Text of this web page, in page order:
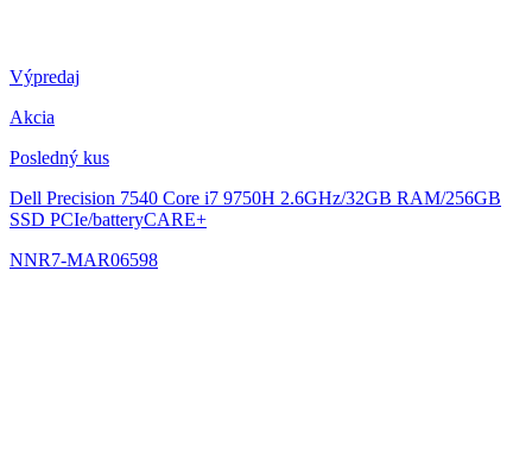
Výpredaj
Akcia
Posledný kus
Dell Precision 7540 Core i7 9750H 2.6GHz/32GB RAM/256GB
SSD PCIe/batteryCARE+
NNR7-MAR06598